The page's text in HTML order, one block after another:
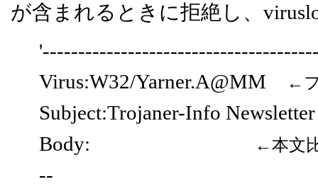
が含まれるときに拒絶し、
Virus:W32/Yarner.A@MM
←
Subject:Trojaner-Info
Body:
←本文
--